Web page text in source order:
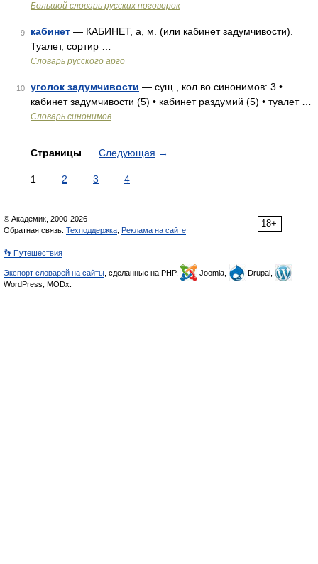
Большой словарь русских поговорок
9 кабинет — КАБИНЕТ, а, м. (или кабинет задумчивости).
Туалет, сортир …
Словарь русского арго
10 уголок задумчивости — сущ., кол во синонимов: 3 •
кабинет задумчивости (5) • кабинет раздумий (5) • туалет …
Словарь синонимов
Страницы Следующая →
1 2 3 4
18+
© Академик, 2000-2026
Обратная связь: Техподдержка Реклама на сайте
👣 Путешествия
Экспорт словарей на сайты , сделанные на PHP, Joomla,
Drupal,
WordPress, MODx.